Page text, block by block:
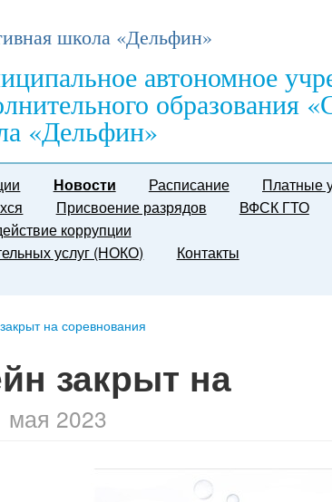
школа «Дельфин»
автономное
образования
«Дельфин»
Новости Расписание
Платные
Присвоение разрядов
ВФСК ГТО
коррупции
услуг (НОКО)
Контакты
на соревнования
закрыт на
мая 2023